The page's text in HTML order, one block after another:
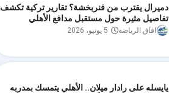
دميرال يقترب من فنربخشة؟ تقارير تركية تكشف
تفاصيل مثيرة حول مستقبل مدافع الأهلي
افاق الرياضه 5 يونيو، 2026
يايسله على رادار ميلان.. الأهلي يتمسك بمدربه